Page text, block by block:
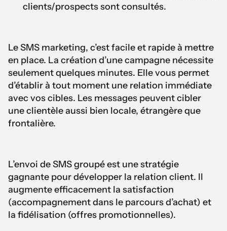
clients/prospects sont consultés.
Le SMS marketing, c’est facile et rapide à mettre
en place. La création d’une campagne nécessite
seulement quelques minutes. Elle vous permet
d’établir à tout moment une relation immédiate
avec vos cibles. Les messages peuvent cibler
une clientèle aussi bien locale, étrangère que
frontalière.
L’envoi de SMS groupé est une stratégie
gagnante pour développer la relation client. Il
augmente efficacement la satisfaction
(accompagnement dans le parcours d’achat) et
la fidélisation (offres promotionnelles).